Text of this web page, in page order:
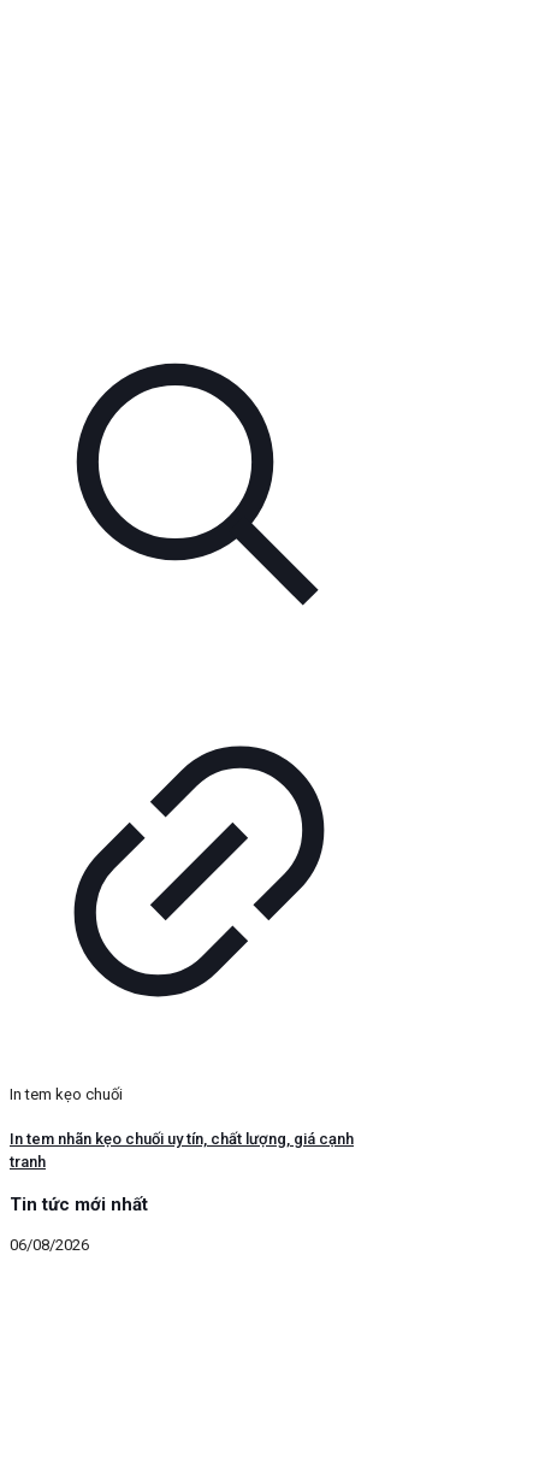
In tem kẹo chuối
In tem nhãn kẹo chuối uy tín, chất lượng, giá cạnh
tranh
Tin tức mới nhất
06/08/2026